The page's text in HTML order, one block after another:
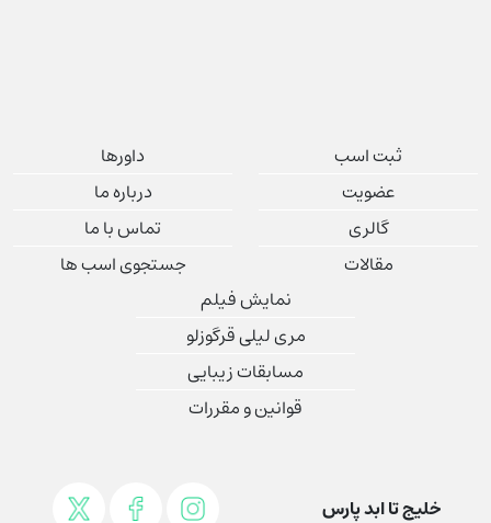
ثبت اسب
عضویت
گالری
مقالات
داورها
درباره ما
تماس با ما
جستجوی اسب ها
نمایش فیلم
مری لیلی قرگوزلو
مسابقات زیبایی
قوانین و مقررات
خلیج تا ابد پارس